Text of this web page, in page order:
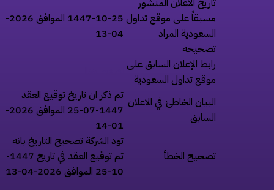
تاريخ الاعلان المنشور
مسبقاً على موقع تداول
السعودية المراد
تصحيحه
1447-10-25 الموافق 2026-
04-13
رابط الإعلان السابق على
موقع تداول السعودية
اضغط هنا
البيان الخاطئ في الاعلان
السابق
تم ذكر ان تاريخ توقيع العقد
1447-07-25 الموافق 2026-
01-14
تصحيح الخطأ
تود الشركة تصحيح التاريخ بانه
تم توقيع العقد في تاريخ 1447-
10-25 الموافق 2026-04-13